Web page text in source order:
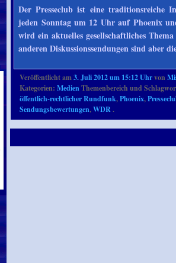
Der Presseclub ist eine traditionsreiche
jeden Sonntag um 12 Uhr auf Phoenix
wird ein aktuelles gesellschaftliches
anderen Diskussionssendungen sind aber
Veröffentlicht am3. Juli 2012 um 15:12 Uhrvon
Kategorien:MedienThemenbereich und
öffentlich-rechtlicher Rundfunk,Phoenix,
Sendungsbewertungen,WDR.